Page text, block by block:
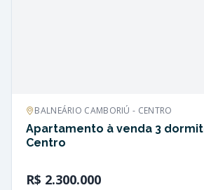
BALNEÁRIO CAMBORIÚ - CENTRO
Apartamento à venda 3
Centro
R$ 2.300.000